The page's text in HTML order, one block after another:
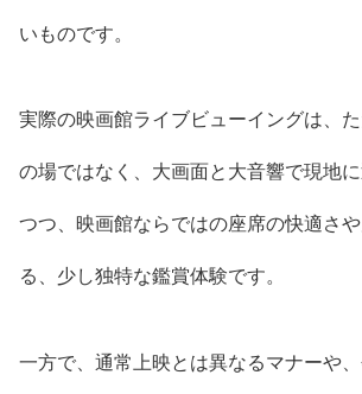
いものです。
実際の映画館ライブビューイングは、
の場ではなく、大画面と大音響で現地
つつ、映画館ならではの座席の快適さ
る、少し独特な鑑賞体験です。
一方で、通常上映とは異なるマナーや